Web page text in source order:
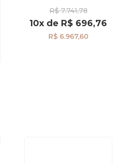
Semi Anatômica al40019
R$ 7.741,78
10x de R$ 696,76
R$ 6.967,60